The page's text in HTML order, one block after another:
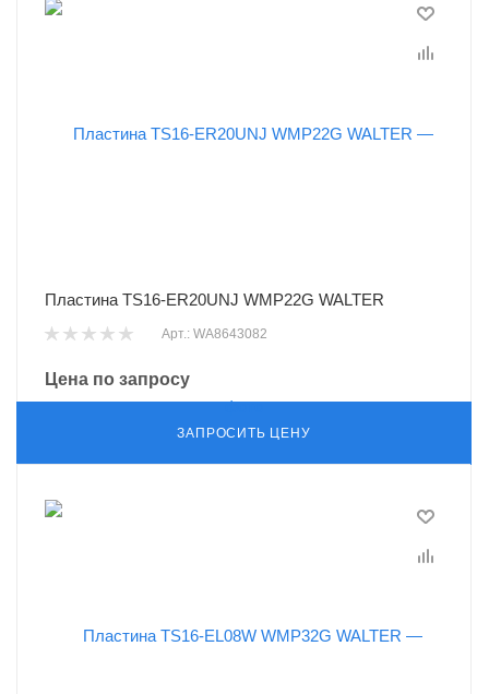
Пластина TS16-ER20UNJ WMP22G WALTER
Арт.: WA8643082
Цена по запросу
ЗАПРОСИТЬ ЦЕНУ